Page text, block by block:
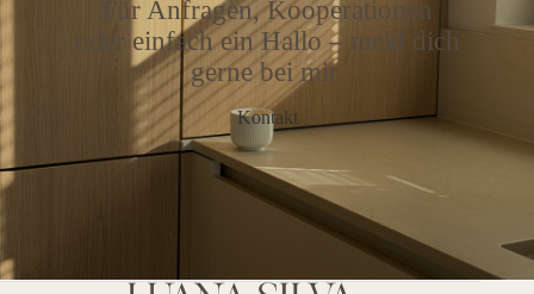
Für Anfragen, Kooperationen
oder einfach ein Hallo – meld dich
gerne bei mir.
Kontakt